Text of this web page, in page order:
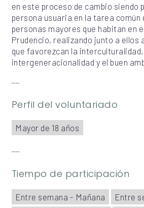
en este proceso de cambio siendo
persona usuaria en la tarea común
personas mayores que habitan en
Prudencio, realizando junto a ellos
que favorezcan la interculturalidad,
intergeneracionalidad y el buen
Perfil del voluntariado
Mayor de 18 años
Tiempo de participación
Entre semana - Mañana
Entre